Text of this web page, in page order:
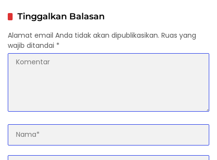
2026Tinggalkan Balasan
Alamat email Anda tidak akan dipublikasikan. Ruas yang
wajib ditandai *